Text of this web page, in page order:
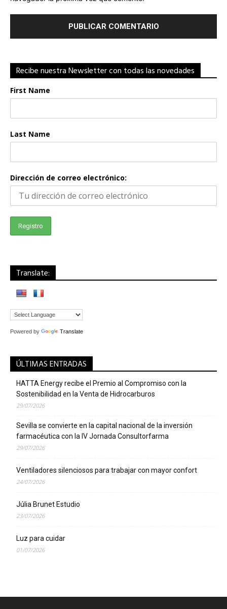
Recibe nuestra Newsletter con todas las novedades
First Name
Last Name
Dirección de correo electrónico:
Translate:
Powered by Translate
ÚLTIMAS ENTRADAS
HATTA Energy recibe el Premio al Compromiso con la
Sostenibilidad en la Venta de Hidrocarburos
29/07/2026
Sevilla se convierte en la capital nacional de la inversión
farmacéutica con la IV Jornada Consultorfarma
29/07/2026
Ventiladores silenciosos para trabajar con mayor confort
24/07/2026
Júlia Brunet Estudio
23/07/2026
Luz para cuidar
01/07/2026